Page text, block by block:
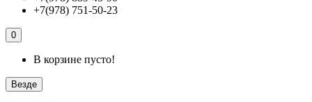
+7(978) 751-50-23
0
В корзине пусто!
Везде